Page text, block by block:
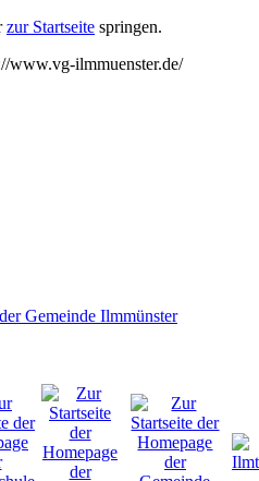
zur Startseite springen.
www.vg-ilmmuenster.de/